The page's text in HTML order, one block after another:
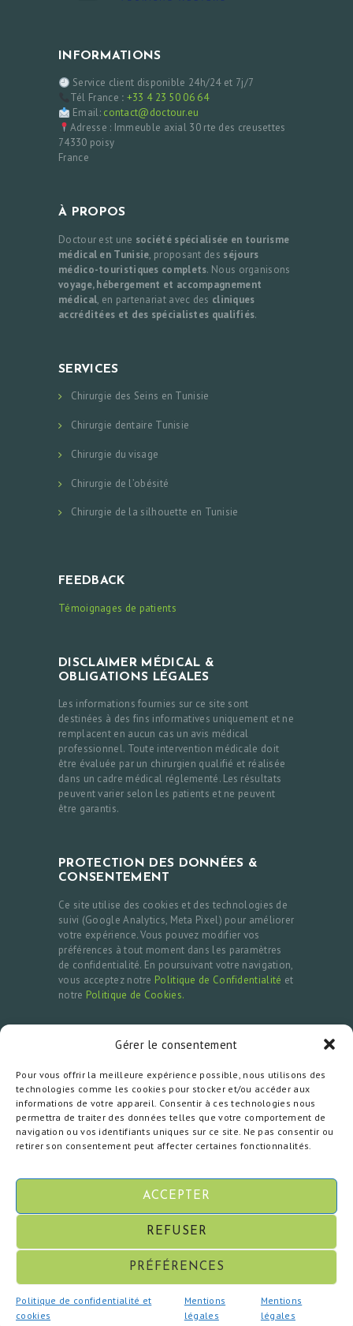
Gérer le consentement
Pour vous offrir la meilleure expérience possible, nous utilisons des
technologies comme les cookies pour stocker et/ou accéder aux
informations de votre appareil. Consentir à ces technologies nous
permettra de traiter des données telles que votre comportement de
navigation ou vos identifiants uniques sur ce site. Ne pas consentir ou
retirer son consentement peut affecter certaines fonctionnalités.
ACCEPTER
REFUSER
PRÉFÉRENCES
Politique de confidentialité et
cookies
Mentions
légales
Mentions
légales
INFORMATIONS
Service client disponible 24h/24 et 7j/7
Tél France : +33 4 23 50 06 64
Email: contact@doctour.eu
Adresse : Immeuble axial 30 rte des creusettes
74330 poisy
France
À PROPOS
Doctour est une société spécialisée en tourisme
médical en Tunisie, proposant des séjours
médico-touristiques complets. Nous organisons
voyage, hébergement et accompagnement
médical, en partenariat avec des cliniques
accréditées et des spécialistes qualifiés.
SERVICES
Chirurgie des Seins en Tunisie
Chirurgie dentaire Tunisie
Chirurgie du visage
Chirurgie de l’obésité
Chirurgie de la silhouette en Tunisie
FEEDBACK
Témoignages de patients
DISCLAIMER MÉDICAL &
OBLIGATIONS LÉGALES
Les informations fournies sur ce site sont
destinées à des fins informatives uniquement et ne
remplacent en aucun cas un avis médical
professionnel. Toute intervention médicale doit
être évaluée par un chirurgien qualifié et réalisée
dans un cadre médical réglementé. Les résultats
peuvent varier selon les patients et ne peuvent
être garantis.
PROTECTION DES DONNÉES &
CONSENTEMENT
Ce site utilise des cookies et des technologies de
suivi (Google Analytics, Meta Pixel) pour améliorer
votre expérience. Vous pouvez modifier vos
préférences à tout moment dans les paramètres
de confidentialité. En poursuivant votre navigation,
vous acceptez notre Politique de Confidentialité et
notre Politique de Cookies.
MENTIONS LÉGALES & CONTACTS
Doctour est une plateforme d’accompagnement
en tourisme médical et ne réalise aucun acte
médical. Pour toute question ou réclamation,
contactez-nous àcontact@doctour.eu ou
consultez nos Mentions Légales.
Politique de confidentialité